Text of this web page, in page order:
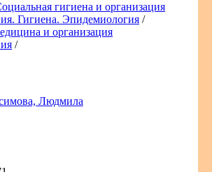
гигиена и организация
Гигиена. Эпидемиология /
и организация
/
Людмила